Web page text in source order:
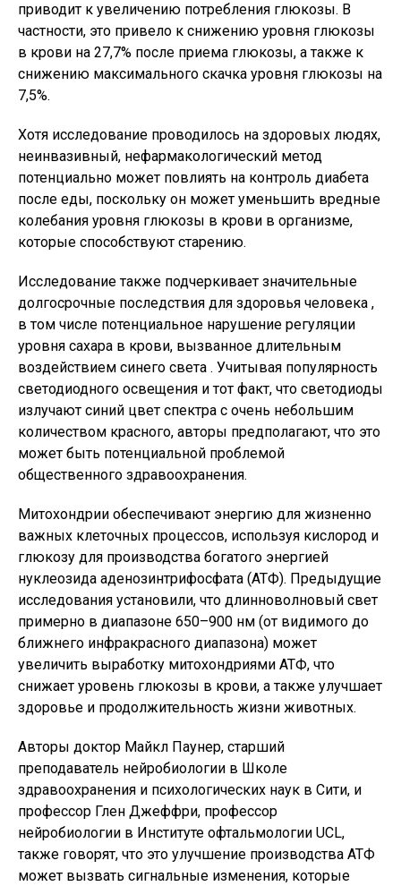
приводит к увеличению потребления глюкозы. В
частности, это привело к снижению уровня глюкозы
в крови на 27,7% после приема глюкозы, а также к
снижению максимального скачка уровня глюкозы на
7,5%.
Хотя исследование проводилось на здоровых людях,
неинвазивный, нефармакологический метод
потенциально может повлиять на контроль диабета
после еды, поскольку он может уменьшить вредные
колебания уровня глюкозы в крови в организме,
которые способствуют старению.
Исследование также подчеркивает значительные
долгосрочные последствия для здоровья человека ,
в том числе потенциальное нарушение регуляции
уровня сахара в крови, вызванное длительным
воздействием синего света . Учитывая популярность
светодиодного освещения и тот факт, что светодиоды
излучают синий цвет спектра с очень небольшим
количеством красного, авторы предполагают, что это
может быть потенциальной проблемой
общественного здравоохранения.
Митохондрии обеспечивают энергию для жизненно
важных клеточных процессов, используя кислород и
глюкозу для производства богатого энергией
нуклеозида аденозинтрифосфата (АТФ). Предыдущие
исследования установили, что длинноволновый свет
примерно в диапазоне 650–900 нм (от видимого до
ближнего инфракрасного диапазона) может
увеличить выработку митохондриями АТФ, что
снижает уровень глюкозы в крови, а также улучшает
здоровье и продолжительность жизни животных.
Авторы доктор Майкл Паунер, старший
преподаватель нейробиологии в Школе
здравоохранения и психологических наук в Сити, и
профессор Глен Джеффри, профессор
нейробиологии в Институте офтальмологии UCL,
также говорят, что это улучшение производства АТФ
может вызвать сигнальные изменения, которые